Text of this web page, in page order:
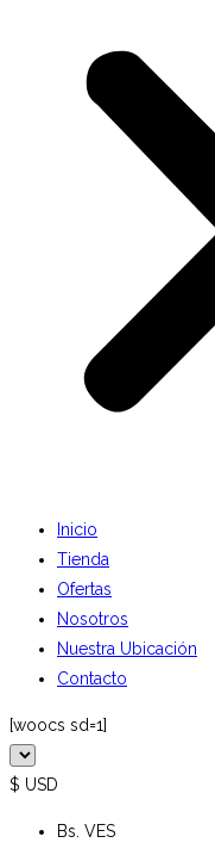
Inicio
Tienda
Ofertas
Nosotros
Nuestra Ubicación
Contacto
[woocs sd=1]
$ USD
Bs. VES